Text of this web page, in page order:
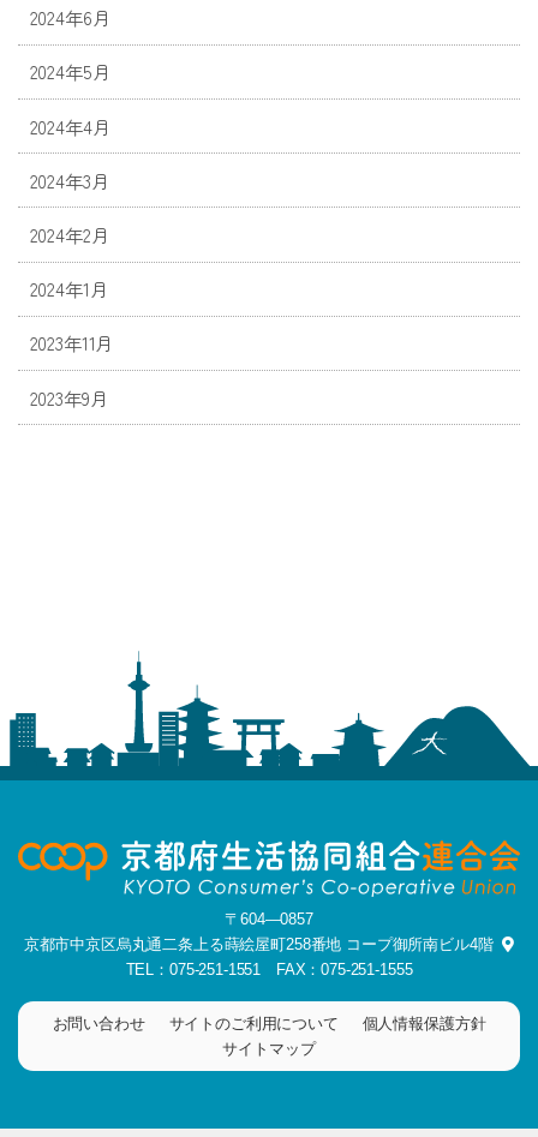
2024年6月
2024年5月
2024年4月
2024年3月
2024年2月
2024年1月
2023年11月
2023年9月
〒604―0857
京都市中京区烏丸通二条上る蒔絵屋町258番地 コープ御所南ビル4階
TEL：075-251-1551
FAX：075-251-1555
お問い合わせ サイトのご利用について
個人情報保護方針
サイトマップ